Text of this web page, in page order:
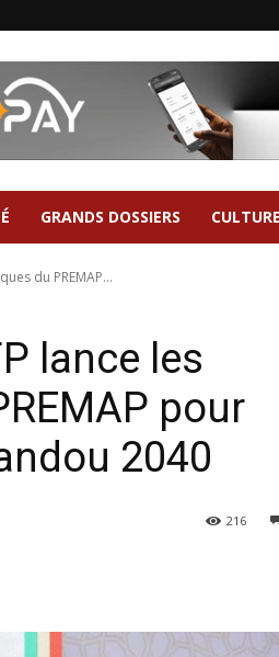
GRANDS DOSSIERS
du PREMAP...
lance les
pour
2040
216